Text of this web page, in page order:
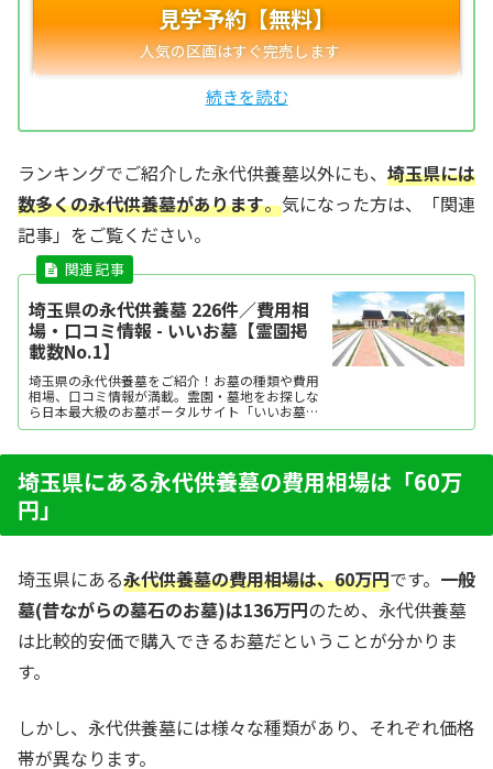
見学予約【無料】
ランキングでご紹介した永代供養墓以外にも、 埼玉県には
数多くの永代供養墓があります。気になった方は、「関連
記事」をご覧ください。
埼玉県の永代供養墓 226件／費用相
場・口コミ情報 - いいお墓【霊園掲
載数No.1】
埼玉県の永代供養墓をご紹介！お墓の種類や費用
相場、口コミ情報が満載。霊園・墓地をお探しな
ら日本最大級のお墓ポータルサイト「いいお墓」
にお任せください。資料請求・見学予約・お墓の
び方など、お墓探しに役立つ情報も提供中。
埼玉県にある永代供養墓の費用相場は「60万
円」
埼玉県にある永代供養墓の費用相場は、60万円です。 一般
墓(昔ながらの墓石のお墓)は136万円のため、永代供養墓
は比較的安価で購入できるお墓だということが分かりま
す。
しかし、永代供養墓には様々な種類があり、それぞれ価格
帯が異なります。